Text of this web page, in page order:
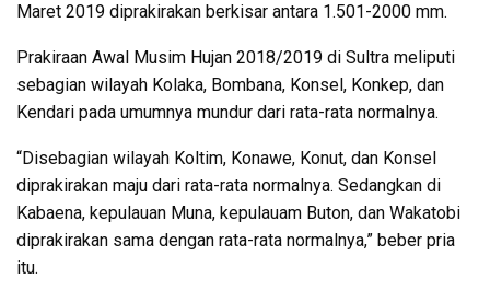
Maret 2019 diprakirakan berkisar antara 1.501-2000 mm.
Prakiraan Awal Musim Hujan 2018/2019 di Sultra meliputi
sebagian wilayah Kolaka, Bombana, Konsel, Konkep, dan
Kendari pada umumnya mundur dari rata-rata normalnya.
“Disebagian wilayah Koltim, Konawe, Konut, dan Konsel
diprakirakan maju dari rata-rata normalnya. Sedangkan di
Kabaena, kepulauan Muna, kepulauam Buton, dan Wakatobi
diprakirakan sama dengan rata-rata normalnya,” beber pria
itu.